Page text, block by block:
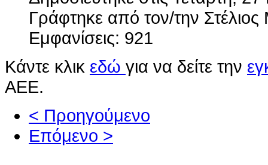
Γράφτηκε από τον/την
Εμφανίσεις: 921
Κάντε κλικ εδώ για να δείτε την
ΑΕΕ.
< Προηγούμενο
Επόμενο >